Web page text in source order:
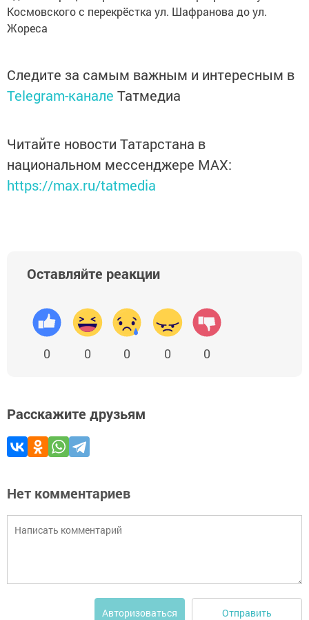
Космовского с перекрёстка ул. Шафранова до ул.
Жореса
Следите за самым важным и интересным в
Telegram-канале Татмедиа
Читайте новости Татарстана в
национальном мессенджере MАХ:
https://max.ru/tatmedia
Оставляйте реакции
0 0 0 0 0
Расскажите друзьям
Нет комментариев
Авторизоваться Отправить